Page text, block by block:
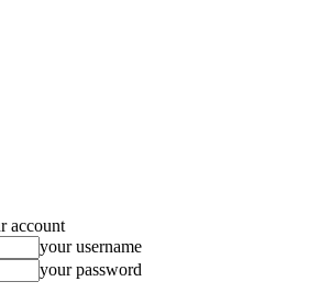
account
your username
your password